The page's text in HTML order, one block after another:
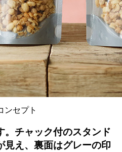
ンセプト
。チャック付のスタンド
見え、裏面はグレーの印